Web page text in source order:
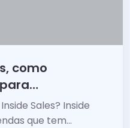
como
Sales? Inside
que tem...